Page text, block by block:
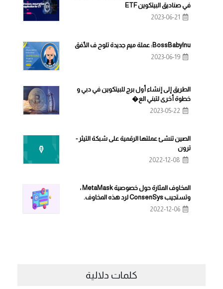
في صناديق البيتكوين ETF
2023-06-21
BossBabyInu: عملة ميم جديدة تلوح ف الأفق
2023-06-19
الطريق إلى إنشاء أول برج للبيتكوين في دبي و
خطوة أخرى لتبني الع�
2023-05-22
الصين تنشئ عملتها الرقمية على شبكة التيثر -
ترون
2022-12-08
المخاوف المثارة حول خصوصية MetaMask ،
وتستجيب ConsenSys لرد هذه المخاوف.
2022-12-06
كلمات دلالية